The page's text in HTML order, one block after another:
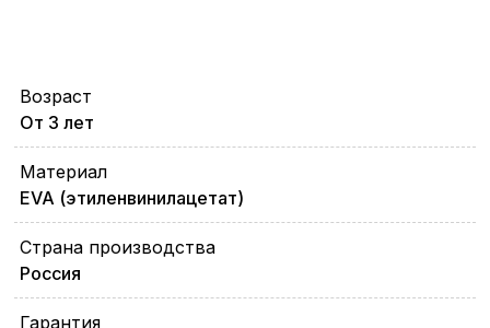
Возраст
От 3 лет
Материал
EVA (этиленвинилацетат)
Страна производства
Россия
Гарантия